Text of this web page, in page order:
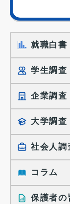
就職白書
学生調査
就職プロセス
就職活動
大学生の実
働きたい組織
大学生の地
就職活動に
企業調査
採用に関する
採用活動に
大学調査
社会人調
就職活動と
就業レディ
コラム
インタビュー
保護者の